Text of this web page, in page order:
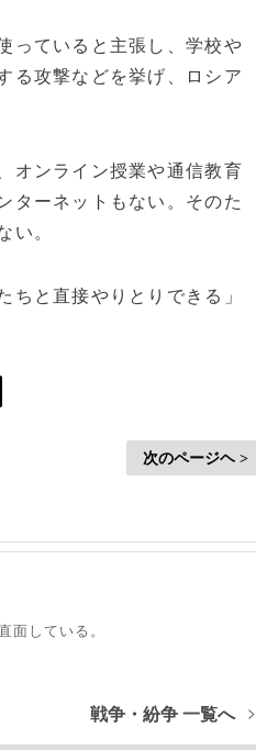
っていると主張し、学校や
る攻撃などを挙げ、ロシア
オンライン授業や通信教育
ターネットもない。そのた
い。
と直接やりとりできる」
次のページヘ >
面している。
戦争・紛争 一覧へ >